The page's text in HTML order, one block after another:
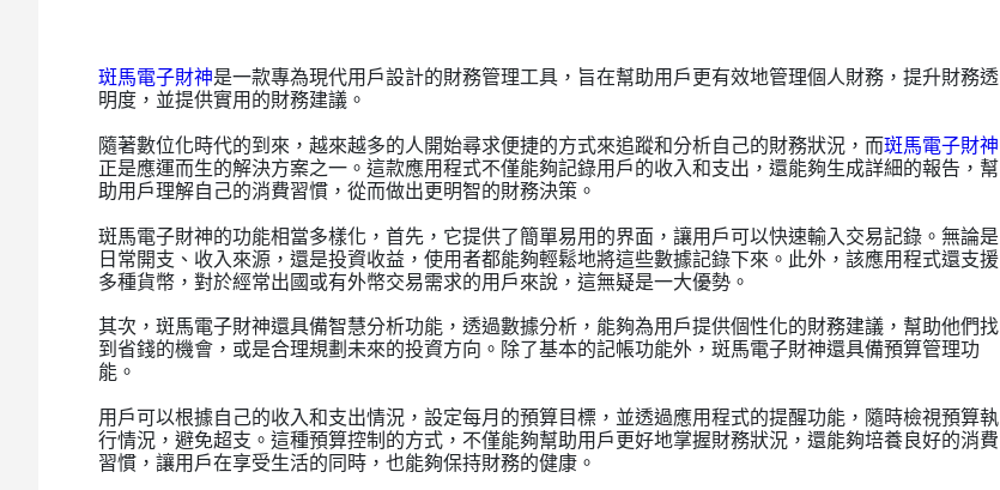
斑馬電子財神是一款專為現代用戶設計的財務管理工具，旨在幫助用戶更有效地管理個人財務，提升財務透
明度，並提供實用的財務建議。
隨著數位化時代的到來，越來越多的人開始尋求便捷的方式來追蹤和分析自己的財務狀況，而斑馬電子財神
正是應運而生的解決方案之一。這款應用程式不僅能夠記錄用戶的收入和支出，還能夠生成詳細的報告，幫
助用戶理解自己的消費習慣，從而做出更明智的財務決策。
斑馬電子財神的功能相當多樣化，首先，它提供了簡單易用的界面，讓用戶可以快速輸入交易記錄。無論是
日常開支、收入來源，還是投資收益，使用者都能夠輕鬆地將這些數據記錄下來。此外，該應用程式還支援
多種貨幣，對於經常出國或有外幣交易需求的用戶來說，這無疑是一大優勢。
其次，斑馬電子財神還具備智慧分析功能，透過數據分析，能夠為用戶提供個性化的財務建議，幫助他們找
到省錢的機會，或是合理規劃未來的投資方向。除了基本的記帳功能外，斑馬電子財神還具備預算管理功
能。
用戶可以根據自己的收入和支出情況，設定每月的預算目標，並透過應用程式的提醒功能，隨時檢視預算執
行情況，避免超支。這種預算控制的方式，不僅能夠幫助用戶更好地掌握財務狀況，還能夠培養良好的消費
習慣，讓用戶在享受生活的同時，也能夠保持財務的健康。